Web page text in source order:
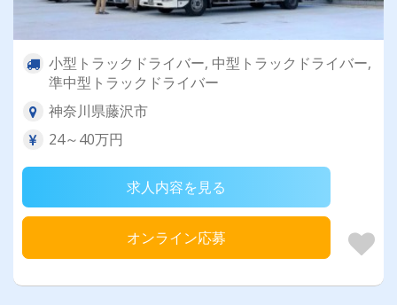
小型トラックドライバー, 中型トラックドライバー,
準中型トラックドライバー
神奈川県藤沢市
24～40万円
求人内容を見る
オンライン応募